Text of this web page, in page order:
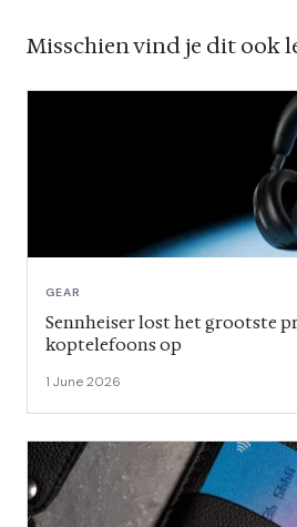
Misschien vind je dit ook
GEAR
Sennheiser lost het grootste
koptelefoons op
1 June 2026